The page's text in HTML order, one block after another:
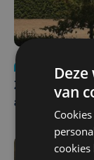
Nieuws
Zwaar ongeval
afgesloten
van